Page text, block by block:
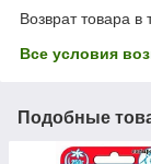
Возврат товара в
Все условия
Подобные